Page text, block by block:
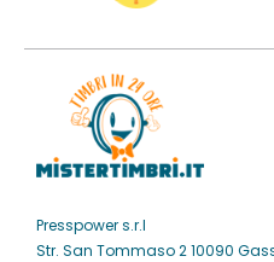
Presspower s.r.l
Str. San Tommaso 2 10090